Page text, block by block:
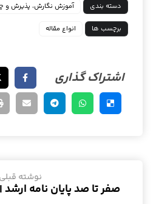
دسته بندی آموزش نگارش، پذیرش و
برچسب ها انواع مقاله
نوشته قبلی
صفر تا صد پایان نامه